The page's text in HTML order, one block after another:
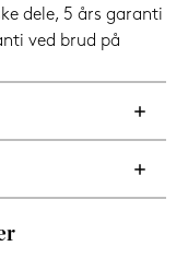
dele, 5 års garanti
ved brud på